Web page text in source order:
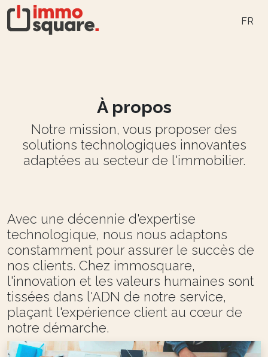
FR
À propos
Notre mission, vous proposer des
solutions technologiques innovantes
adaptées au secteur de l'immobilier.
Avec une décennie d'expertise
technologique, nous nous adaptons
constamment pour assurer le succès de
nos clients. Chez immosquare,
l'innovation et les valeurs humaines sont
tissées dans l'ADN de notre service,
plaçant l'expérience client au cœur de
notre démarche.